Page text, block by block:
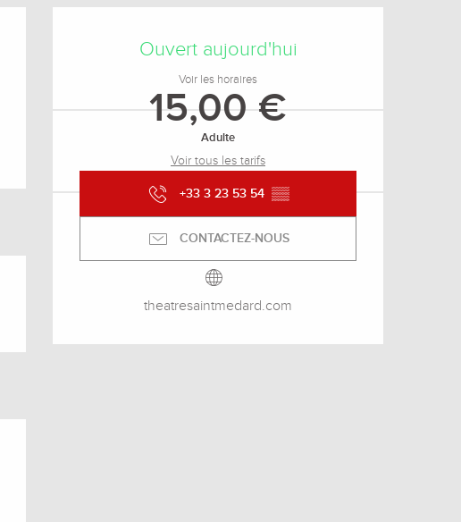
Ouverture et
Ouvert aujourd'hui
Voir les horaires
15,00 €
Adulte
Voir tous les tarifs
+33 3 23 53 54 ▒▒
CONTACTEZ-NOUS
theatresaintmedard.com